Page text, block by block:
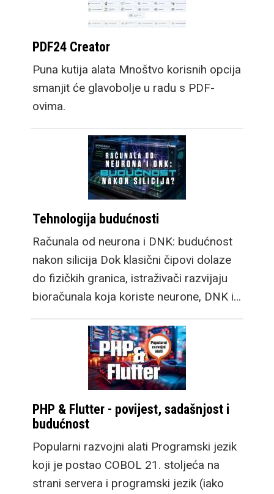
PDF24 Creator
Puna kutija alata Mnoštvo korisnih opcija
smanjit će glavobolje u radu s PDF-
ovima.
Tehnologija budućnosti
Računala od neurona i DNK: budućnost
nakon silicija Dok klasični čipovi dolaze
do fizičkih granica, istraživači razvijaju
bioračunala koja koriste neurone, DNK i…
PHP & Flutter - povijest, sadašnjost i
budućnost
Popularni razvojni alati Programski jezik
koji je postao COBOL 21. stoljeća na
strani servera i programski jezik (iako